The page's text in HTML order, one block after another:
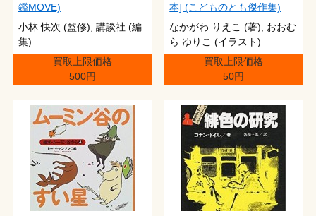
鑑MOVE)
小林 快次 (監修),‎ 講談社 (編
集)
買取上限価格
500円
本] (こどものとも傑作集)
なかがわ りえこ (著),‎ おおむ
ら ゆりこ (イラスト)
買取上限価格
50円